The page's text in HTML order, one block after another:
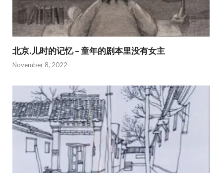
北京.儿时的记忆 – 童年的剧本里没有女主
November 8, 2022